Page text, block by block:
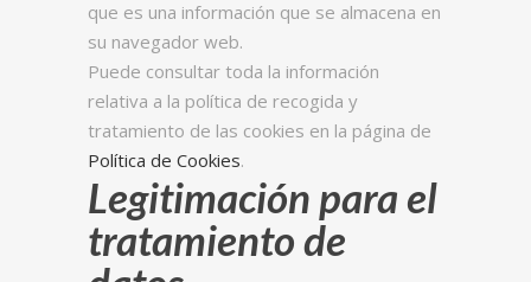
que es una información que se almacena en
su navegador web.
Puede consultar toda la información
relativa a la política de recogida y
tratamiento de las cookies en la página de
Política de Cookies.
Legitimación para el
tratamiento de